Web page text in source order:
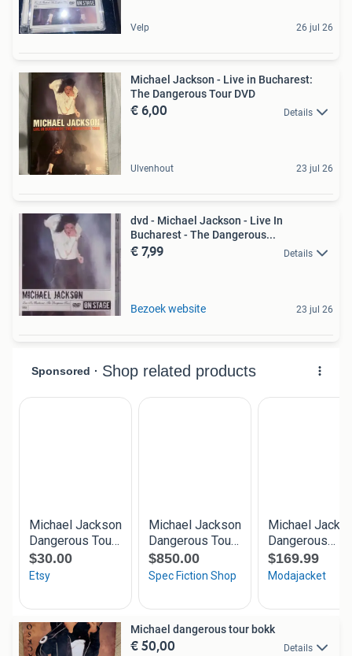
Velp 26 jul 26
Michael Jackson - Live in Bucharest:
The Dangerous Tour DVD
€ 6,00 Details
Ulvenhout 23 jul 26
dvd - Michael Jackson - Live In
Bucharest - The Dangerous...
€ 7,99 Details
Bezoek website 23 jul 26
Michael dangerous tour bokk
€ 50,00 Details